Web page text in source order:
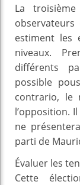
La
estiment les
niveaux.
différents
possible
contrario, le
l’opposition.
ne
parti de
Évaluer les
Cette